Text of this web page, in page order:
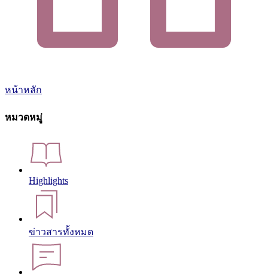
หน้าหลัก
หมวดหมู่
Highlights
ข่าวสารทั้งหมด